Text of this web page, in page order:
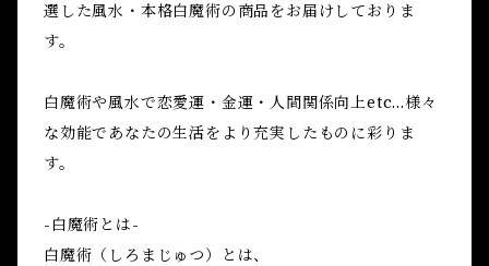
選した風水・本格白魔術の商品をお届けしておりま
す。
白魔術や風水で恋愛運・金運・人間関係向上etc...様々
な効能であなたの生活をより充実したものに彩りま
す。
-白魔術とは-
白魔術（しろまじゅつ）とは、